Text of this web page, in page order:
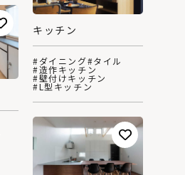
キッチン
#ダイニング#タイル
#造作キッチン
#壁付けキッチン
#L型キッチン